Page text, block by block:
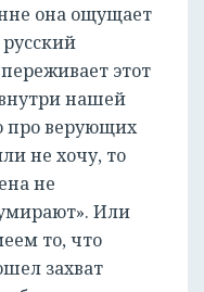
она ощущает
русский
этот
нашей
про верующих
не хочу, то
не
Или
то, что
захват